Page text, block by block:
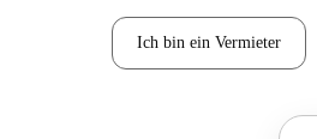
Ich bin ein Vermieter